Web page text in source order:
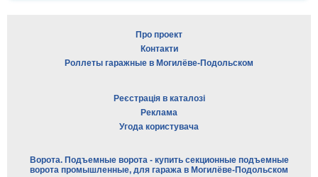
Про проект
Контакти
Роллеты гаражные в Могилёве-Подольском
Реєстрація в каталозі
Реклама
Угода користувача
Ворота. Подъемные ворота - купить секционные подъемные
ворота промышленные, для гаража в Могилёве-Подольском